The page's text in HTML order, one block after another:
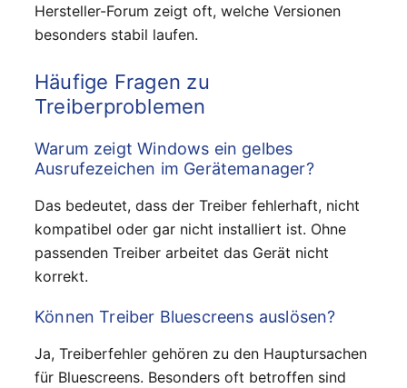
Hersteller-Forum zeigt oft, welche Versionen
besonders stabil laufen.
Häufige Fragen zu
Treiberproblemen
Warum zeigt Windows ein gelbes
Ausrufezeichen im Gerätemanager?
Das bedeutet, dass der Treiber fehlerhaft, nicht
kompatibel oder gar nicht installiert ist. Ohne
passenden Treiber arbeitet das Gerät nicht
korrekt.
Können Treiber Bluescreens auslösen?
Ja, Treiberfehler gehören zu den Hauptursachen
für Bluescreens. Besonders oft betroffen sind